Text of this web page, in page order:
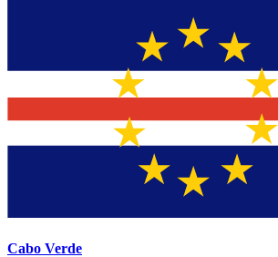
Cabo Verde